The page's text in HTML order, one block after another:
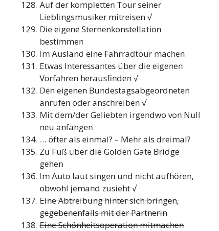
Auf der kompletten Tour seiner
Lieblingsmusiker mitreisen √
Die eigene Sternenkonstellation
bestimmen
Im Ausland eine Fahrradtour machen
Etwas Interessantes über die eigenen
Vorfahren herausfinden √
Den eigenen Bundestagsabgeordneten
anrufen oder anschreiben √
Mit dem/der Geliebten irgendwo von Null
neu anfangen
… öfter als einmal? – Mehr als dreimal?
Zu Fuß über die Golden Gate Bridge
gehen
Im Auto laut singen und nicht aufhören,
obwohl jemand zusieht √
Eine Abtreibung hinter sich bringen,
gegebenenfalls mit der Partnerin
Eine Schönheitsoperation mitmachen